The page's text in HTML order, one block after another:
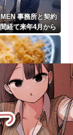
事務所と契約
経て来年4月から
・ボーイズ」で活
動
ん」陽キャ「え？